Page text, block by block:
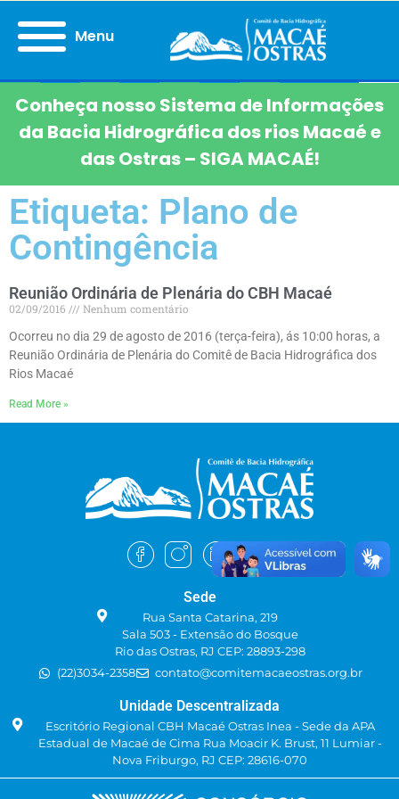
Menu
Conheça nosso Sistema de Informações
da Bacia Hidrográfica dos rios Macaé e
das Ostras – SIGA MACAÉ!
Etiqueta: Plano de
Contingência
Reunião Ordinária de Plenária do CBH Macaé
02/09/2016
Nenhum comentário
Ocorreu no dia 29 de agosto de 2016 (terça-feira), ás 10:00 horas, a
Reunião Ordinária de Plenária do Comitê de Bacia Hidrográfica dos
Rios Macaé
Read More »
Sede
Rua Santa Catarina, 219
Sala 503 - Extensão do Bosque
Rio das Ostras, RJ CEP: 28893-298
(22)3034-2358
contato@comitemacaeostras.org.br
Unidade Descentralizada
Escritório Regional CBH Macaé Ostras Inea - Sede da APA
Estadual de Macaé de Cima Rua Moacir K. Brust, 11 Lumiar -
Nova Friburgo, RJ CEP: 28616-070